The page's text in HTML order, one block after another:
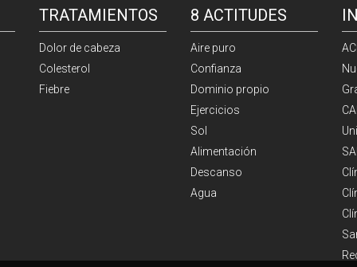
TRATAMIENTOS
Dolor de cabeza
Colesterol
Fiebre
8 ACTITUDES
Aire puro
Confianza
Dominio propio
Ejercicios
Sol
Alimentación
Descanso
Agua